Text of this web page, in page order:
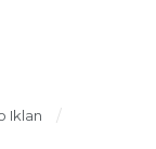
Iklan